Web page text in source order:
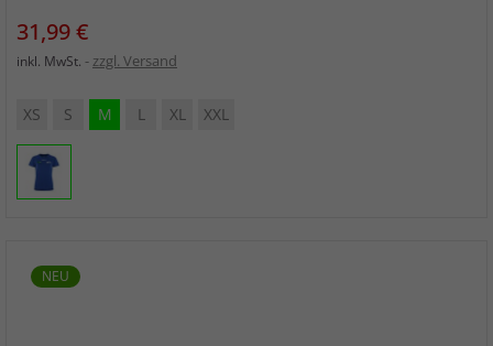
Preis
31,99 €
inkl. MwSt. zzgl. Versand
XS S M L XL XXL
NEU